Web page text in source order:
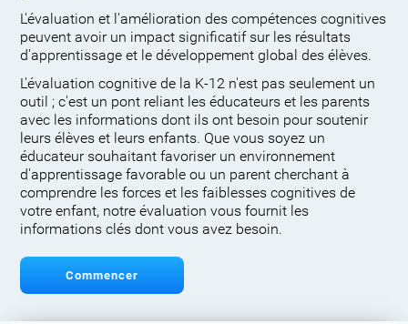
L'évaluation et l'amélioration des compétences cognitives
peuvent avoir un impact significatif sur les résultats
d'apprentissage et le développement global des élèves.
L'évaluation cognitive de la K-12 n'est pas seulement un
outil ; c'est un pont reliant les éducateurs et les parents
avec les informations dont ils ont besoin pour soutenir
leurs élèves et leurs enfants. Que vous soyez un
éducateur souhaitant favoriser un environnement
d'apprentissage favorable ou un parent cherchant à
comprendre les forces et les faiblesses cognitives de
votre enfant, notre évaluation vous fournit les
informations clés dont vous avez besoin.
Commencer